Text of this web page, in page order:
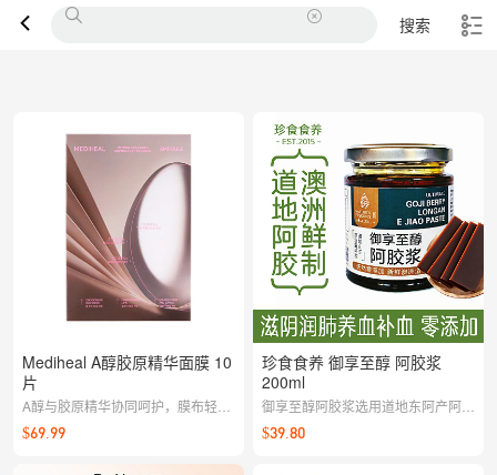
搜索
Mediheal A醇胶原精华面膜 10
片
A醇与胶原精华协同呵护，膜布轻薄
服帖，补水同时细致肌理，肌肤更显
紧实弹润；熬夜或换季时敷上一片，
$69.99
珍食食养 御享至醇 阿胶浆
200ml
御享至醇阿胶浆选用道地东阿产阿胶
片配以枸杞、桂圆，数小时无水熬制
而成。是产后术后、失眠健忘、气血
$39.80